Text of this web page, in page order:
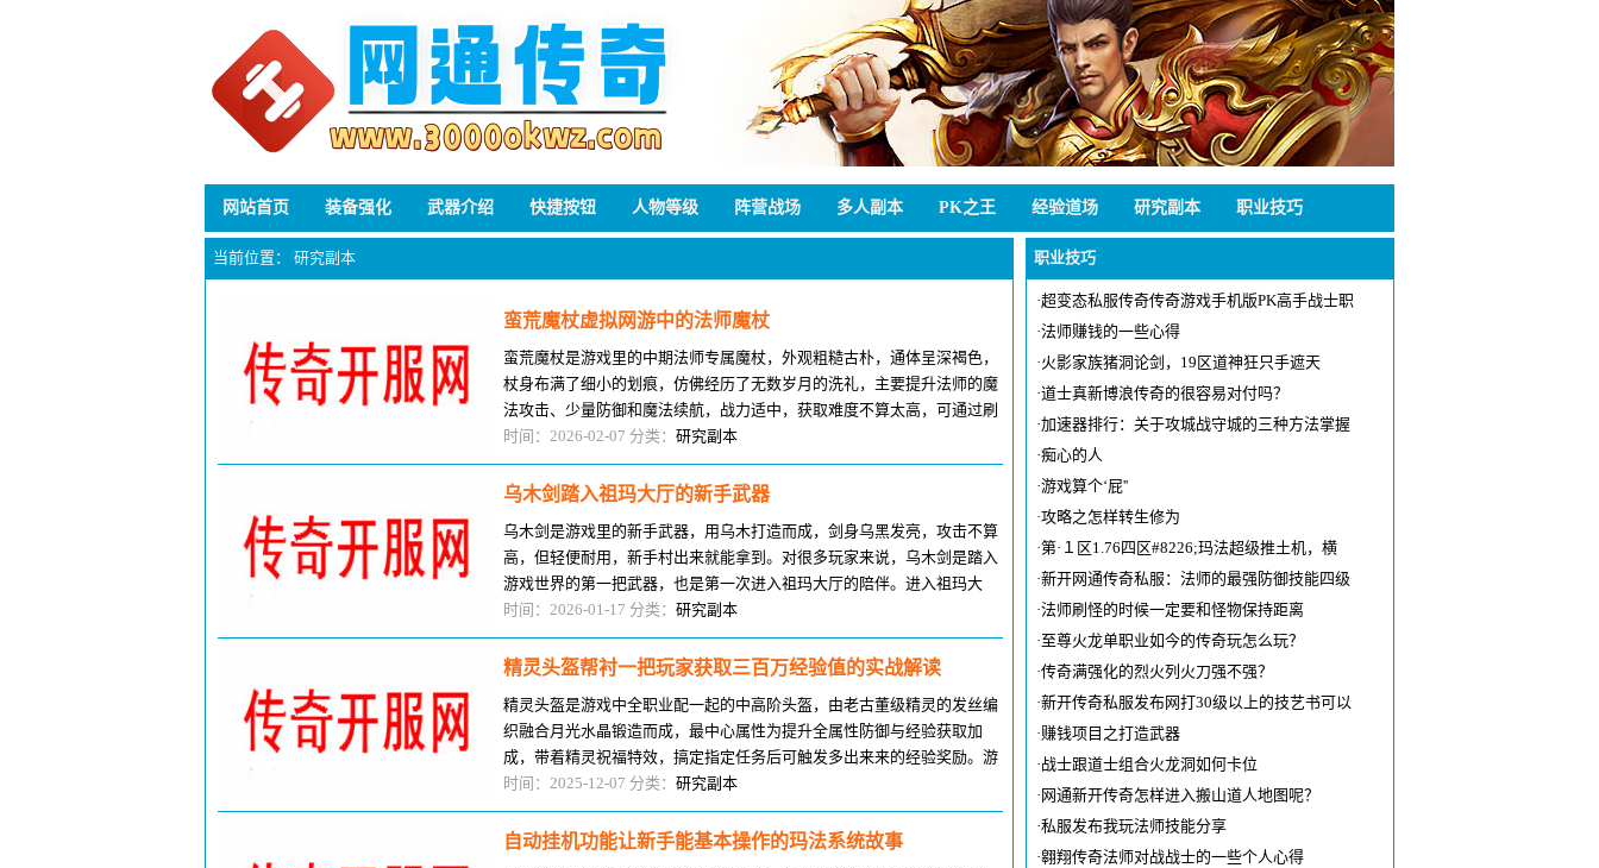
网站首页 装备强化 武器介绍 快捷按钮 人物等级 阵营战场 多人副本 PK之王 经验道场 研究副本 职业技巧
当前位置： 研究副本
蛮荒魔杖虚拟网游中的法师魔杖
蛮荒魔杖是游戏里的中期法师专属魔杖，外观粗糙古朴，通体呈深褐色，
杖身布满了细小的划痕，仿佛经历了无数岁月的洗礼，主要提升法师的魔
法攻击、少量防御和魔法续航，战力适中，获取难度不算太高，可通过刷
蛮荒副本、打野外蛮荒小怪获得，
时间：2026-02-07 分类： 研究副本
乌木剑踏入祖玛大厅的新手武器
乌木剑是游戏里的新手武器，用乌木打造而成，剑身乌黑发亮，攻击不算
高，但轻便耐用，新手村出来就能拿到。对很多玩家来说，乌木剑是踏入
游戏世界的第一把武器，也是第一次进入祖玛大厅的陪伴。进入祖玛大
厅，乌木剑虽然输出不够，但能帮新
时间：2026-01-17 分类： 研究副本
精灵头盔帮衬一把玩家获取三百万经验值的实战解读
精灵头盔是游戏中全职业配一起的中高阶头盔，由老古董级精灵的发丝编
织融合月光水晶锻造而成，最中心属性为提升全属性防御与经验获取加
成，带着精灵祝福特效，搞定指定任务后可触发多出来来的经验奖励。游
戏中经验值是提升等级的最中心，而
时间：2025-12-07 分类： 研究副本
自动挂机功能让新手能基本操作的玛法系统故事
职业技巧
·超变态私服传奇传奇游戏手机版PK高手战士职
·法师赚钱的一些心得
·火影家族猪洞论剑，19区道神狂只手遮天
·道士真新博浪传奇的很容易对付吗？
·加速器排行：关于攻城战守城的三种方法掌握
·痴心的人
·游戏算个‘屁''
·攻略之怎样转生修为
·第·１区1.76四区#8226;玛法超级推土机，横
·新开网通传奇私服：法师的最强防御技能四级
·法师刷怪的时候一定要和怪物保持距离
·至尊火龙单职业如今的传奇玩怎么玩？
·传奇满强化的烈火列火刀强不强？
·新开传奇私服发布网打30级以上的技艺书可以
·赚钱项目之打造武器
·战士跟道士组合火龙洞如何卡位
· 网通新开传奇怎样进入搬山道人地图呢？
·私服发布我玩法师技能分享
·翱翔传奇法师对战战士的一些个人心得